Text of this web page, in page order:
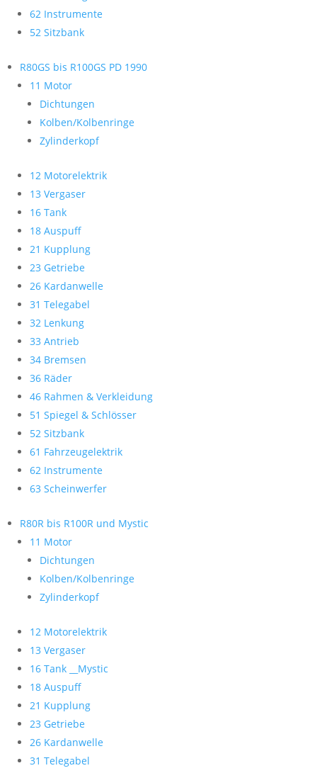
62 Instrumente
52 Sitzbank
R80GS bis R100GS PD 1990
11 Motor
Dichtungen
Kolben/Kolbenringe
Zylinderkopf
12 Motorelektrik
13 Vergaser
16 Tank
18 Auspuff
21 Kupplung
23 Getriebe
26 Kardanwelle
31 Telegabel
32 Lenkung
33 Antrieb
34 Bremsen
36 Räder
46 Rahmen & Verkleidung
51 Spiegel & Schlösser
52 Sitzbank
61 Fahrzeugelektrik
62 Instrumente
63 Scheinwerfer
R80R bis R100R und Mystic
11 Motor
Dichtungen
Kolben/Kolbenringe
Zylinderkopf
12 Motorelektrik
13 Vergaser
16 Tank __Mystic
18 Auspuff
21 Kupplung
23 Getriebe
26 Kardanwelle
31 Telegabel